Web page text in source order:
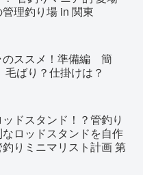
理釣り場 in 関東
のススメ！準備編 簡
毛ばり？仕掛けは？
ドスタンド！？管釣り
ロッドスタンドを自作
りミニマリスト計画 第